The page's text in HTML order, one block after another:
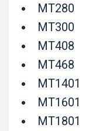
MT280
MT300
MT408
MT468
MT1401
MT1601
MT1801